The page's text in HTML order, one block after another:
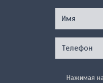
Нажимая